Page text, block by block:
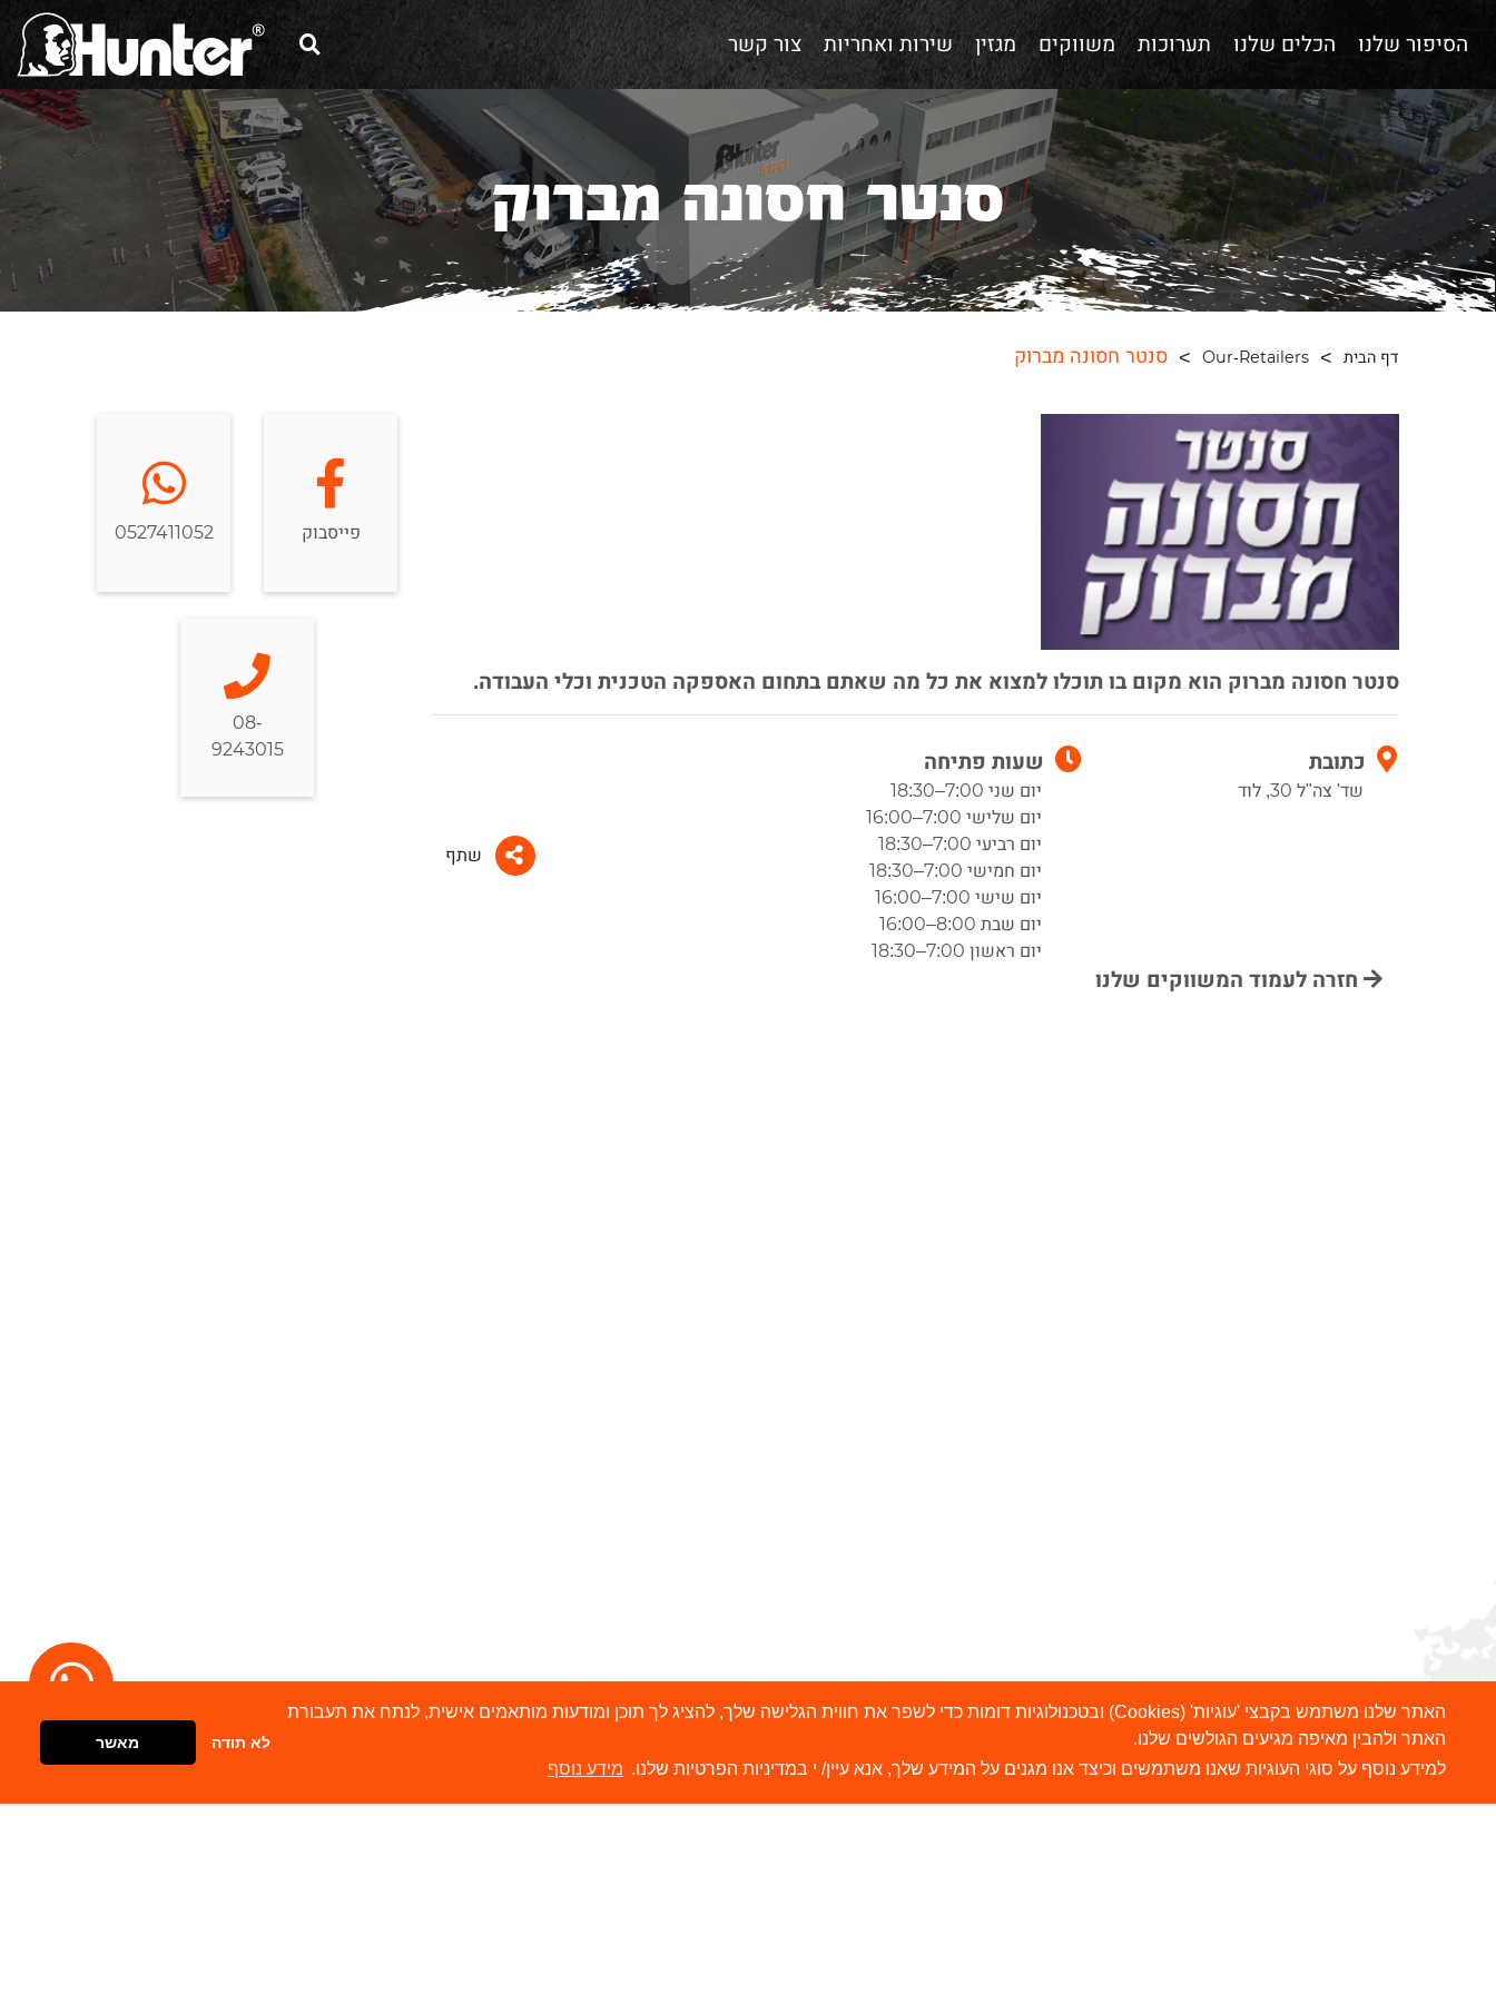
האתר שלנו משתמש בקבצי 'עוגיות' (Cookies) ובטכנולוגיות דומות כדי לשפר את חווית הגלישה שלך, להציג לך תוכן ומודעות מותאמים אישית, לנתח את תעבורת
האתר ולהבין מאיפה מגיעים הגולשים שלנו.
למידע נוסף על סוגי העוגיות שאנו משתמשים וכיצד אנו מגנים על המידע שלך, אנא עיין/ י במדיניות הפרטיות שלנו. מידע נוסף
לא תודה מאשר
הסיפור שלנו הכלים שלנו תערוכות משווקים מגזין שירות ואחריות צור קשר
סנטר חסונה מברוק
דף הבית Our-Retailers סנטר חסונה מברוק
סנטר חסונה מברוק הוא מקום בו תוכלו למצוא את כל מה שאתם בתחום האספקה הטכנית וכלי העבודה.
כתובת
שד' צה"ל 30, לוד
שעות פתיחה
יום שני 7:00–18:30
יום שלישי 7:00–16:00
יום רביעי 7:00–18:30
יום חמישי 7:00–18:30
יום שישי 7:00–16:00
יום שבת 8:00–16:00
יום ראשון 7:00–18:30
שתף
פייסבוק 0527411052
08-
9243015
חזרה לעמוד המשווקים שלנו
דברו איתנו